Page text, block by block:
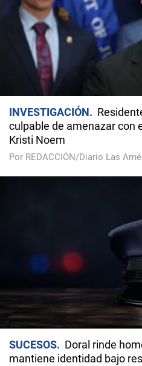
INVESTIGACIÓN
culpable de amenazar con
Kristi Noem
Por REDACCIÓN/Diario Las
SUCESOS
Doral rinde
mantiene identidad bajo